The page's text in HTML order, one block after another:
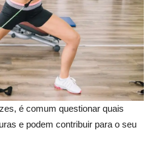
é comum questionar quais
e podem contribuir para o seu